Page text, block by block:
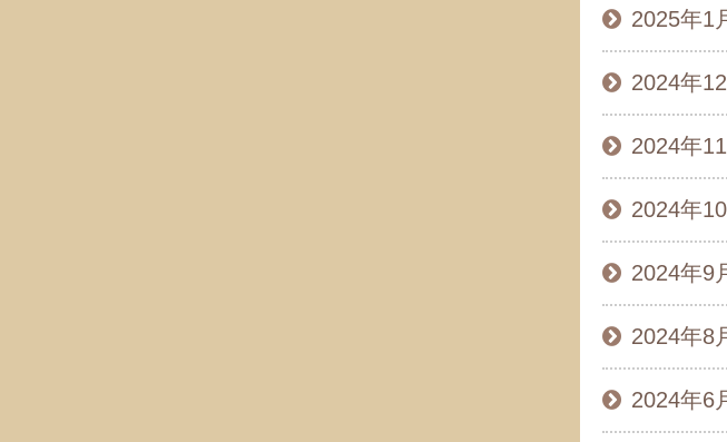
2025年1
2024年12
2024年11
2024年10
2024年9
2024年8
2024年6